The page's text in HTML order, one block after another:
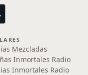
Mezcladas
Inmortales Radio
Inmortales Radio